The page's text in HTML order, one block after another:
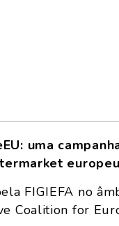
uma
europeu
FIGIEFA no
Coalition for